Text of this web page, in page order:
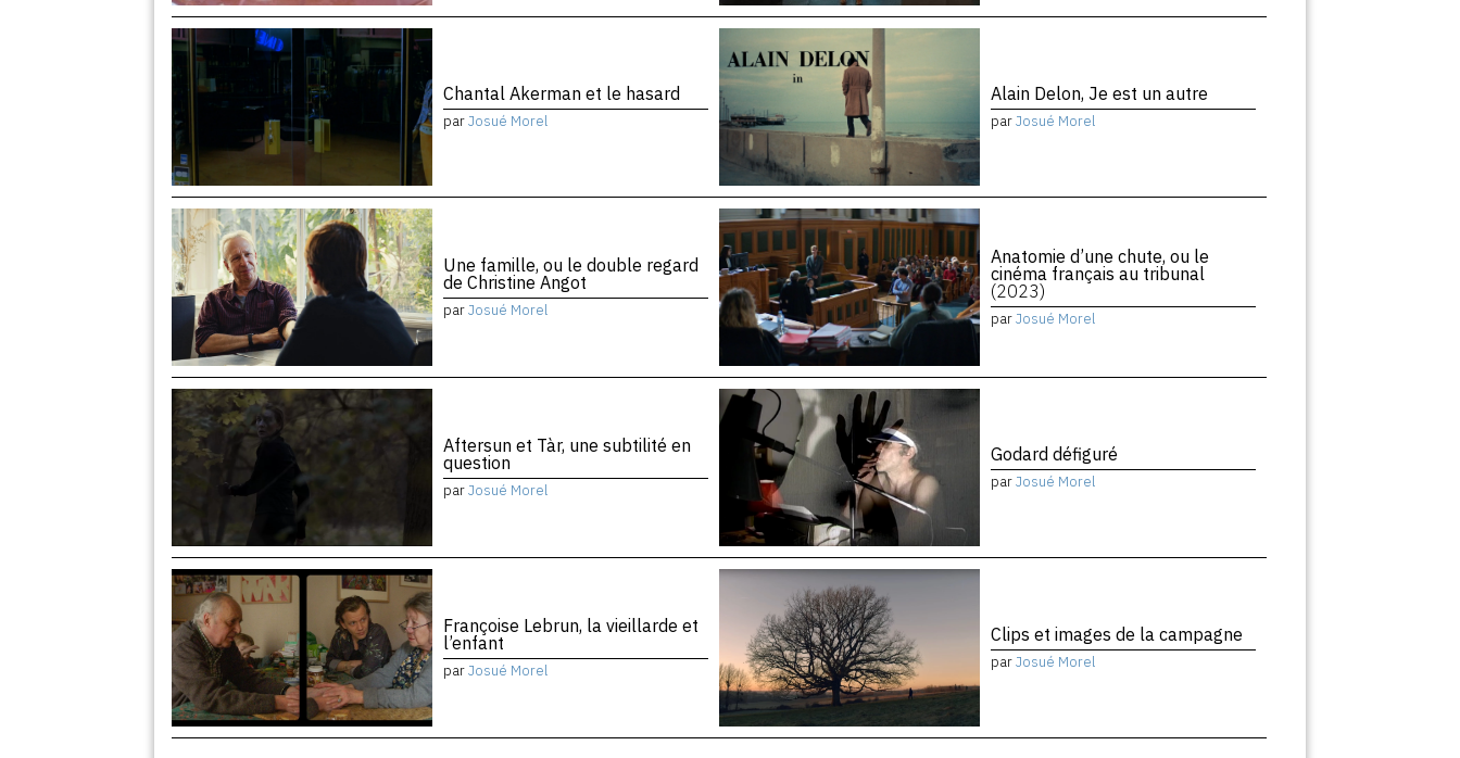
Chantal Akerman et le hasard
parJosué Morel
Alain Delon, Je est un autre
parJosué Morel
Une famille, ou le double regard
de Christine Angot
parJosué Morel
Anatomie d’une chute, ou le
cinéma français au tribunal
(2023)
parJosué Morel
Aftersun et Tàr, une subtilité en
question
parJosué Morel
Godard défiguré
parJosué Morel
Françoise Lebrun, la vieillarde et
l’enfant
parJosué Morel
Clips et images de la campagne
parJosué Morel